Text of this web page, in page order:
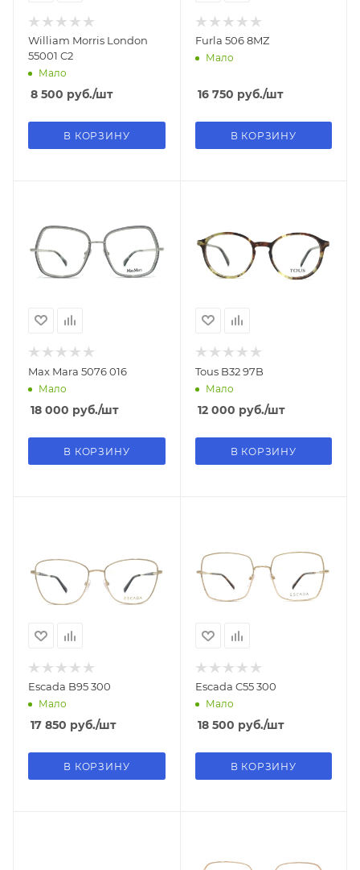
William Morris London
55001 C2
Мало
8 500 руб./шт
В КОРЗИНУ
Furla 506 8MZ
Мало
16 750 руб./шт
В КОРЗИНУ
Max Mara 5076 016
Мало
18 000 руб./шт
В КОРЗИНУ
Tous B32 97B
Мало
12 000 руб./шт
В КОРЗИНУ
Escada B95 300
Мало
17 850 руб./шт
В КОРЗИНУ
Escada C55 300
Мало
18 500 руб./шт
В КОРЗИНУ